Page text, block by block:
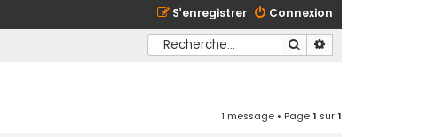
Connexion
S’enregistrer
Rechercher
1 message • Page1 sur1